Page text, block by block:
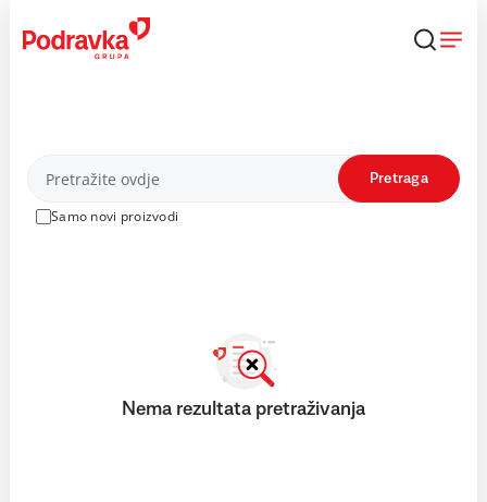
content
Proizvodi
Samo novi proizvodi
Pretraga
Nema rezultata pretraživanja